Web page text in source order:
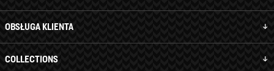
OBSŁUGA KLIENTA
COLLECTIONS